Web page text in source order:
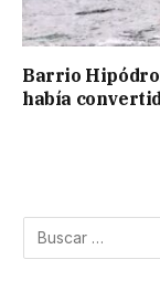
Barrio
había